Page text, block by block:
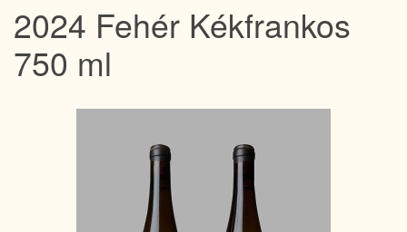
2024 Fehér Kékfrankos
750 ml